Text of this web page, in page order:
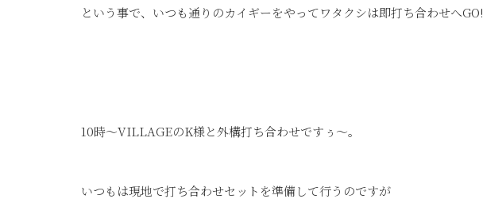
という事で、いつも通りのカイギーをやってワタクシは即打ち合わせへGO!
10時～VILLAGEのK様と外構打ち合わせですぅ～。
いつもは現地で打ち合わせセットを準備して行うのですが